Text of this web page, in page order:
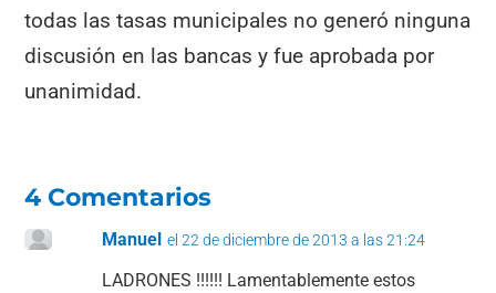
todas las tasas municipales no generó ninguna
discusión en las bancas y fue aprobada por
unanimidad.
4 Comentarios
Manuel el 22 de diciembre de 2013 a las 21:24
LADRONES !!!!!! Lamentablemente estos